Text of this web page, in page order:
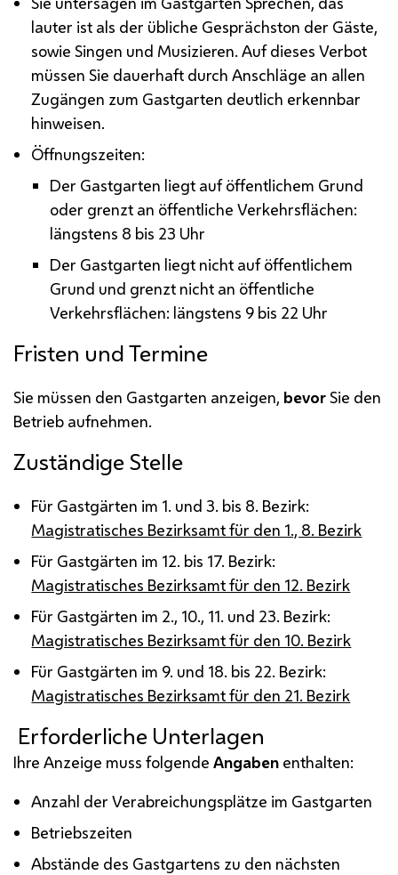
lauter ist als der übliche Gesprächston der Gäste,
sowie Singen und Musizieren. Auf dieses Verbot
müssen Sie dauerhaft durch Anschläge an allen
Zugängen zum Gastgarten deutlich erkennbar
hinweisen.
Öffnungszeiten:
Der Gastgarten liegt auf öffentlichem Grund
oder grenzt an öffentliche Verkehrsflächen:
längstens 8 bis 23 Uhr
Der Gastgarten liegt nicht auf öffentlichem
Grund und grenzt nicht an öffentliche
Verkehrsflächen: längstens 9 bis 22 Uhr
Fristen und Termine
Sie müssen den Gastgarten anzeigen, bevorSie den
Betrieb aufnehmen.
Zuständige Stelle
Für Gastgärten im 1. und 3. bis 8. Bezirk:
Magistratisches Bezirksamt für den 1., 8. Bezirk
Für Gastgärten im 12. bis 17. Bezirk:
Magistratisches Bezirksamt für den 12. Bezirk
Für Gastgärten im 2., 10., 11. und 23. Bezirk:
Magistratisches Bezirksamt für den 10. Bezirk
Für Gastgärten im 9. und 18. bis 22. Bezirk:
Magistratisches Bezirksamt für den 21. Bezirk
Erforderliche Unterlagen
Ihre Anzeige muss folgende Angaben enthalten:
Anzahl der Verabreichungsplätze im Gastgarten
Betriebszeiten
Abstände des Gastgartens zu den nächsten